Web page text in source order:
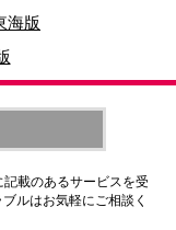
海版
載のあるサービスを受
ルはお気軽にご相談く